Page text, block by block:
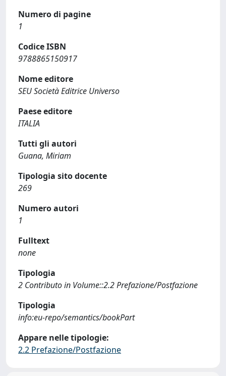
Numero di pagine
1
Codice ISBN
9788865150917
Nome editore
SEU Società Editrice Universo
Paese editore
ITALIA
Tutti gli autori
Guana, Miriam
Tipologia sito docente
269
Numero autori
1
Fulltext
none
Tipologia
2 Contributo in Volume::2.2 Prefazione/Postfazione
Tipologia
info:eu-repo/semantics/bookPart
Appare nelle tipologie:
2.2 Prefazione/Postfazione